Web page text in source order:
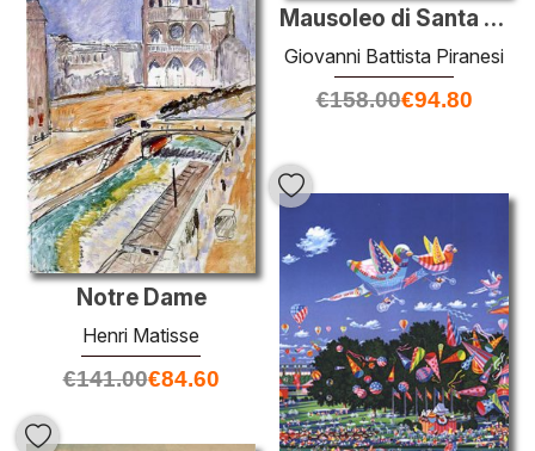
Mausoleo di Santa Elena
Giovanni Battista Piranesi
€158.00€94.80
Notre Dame
Henri Matisse
€141.00€84.60